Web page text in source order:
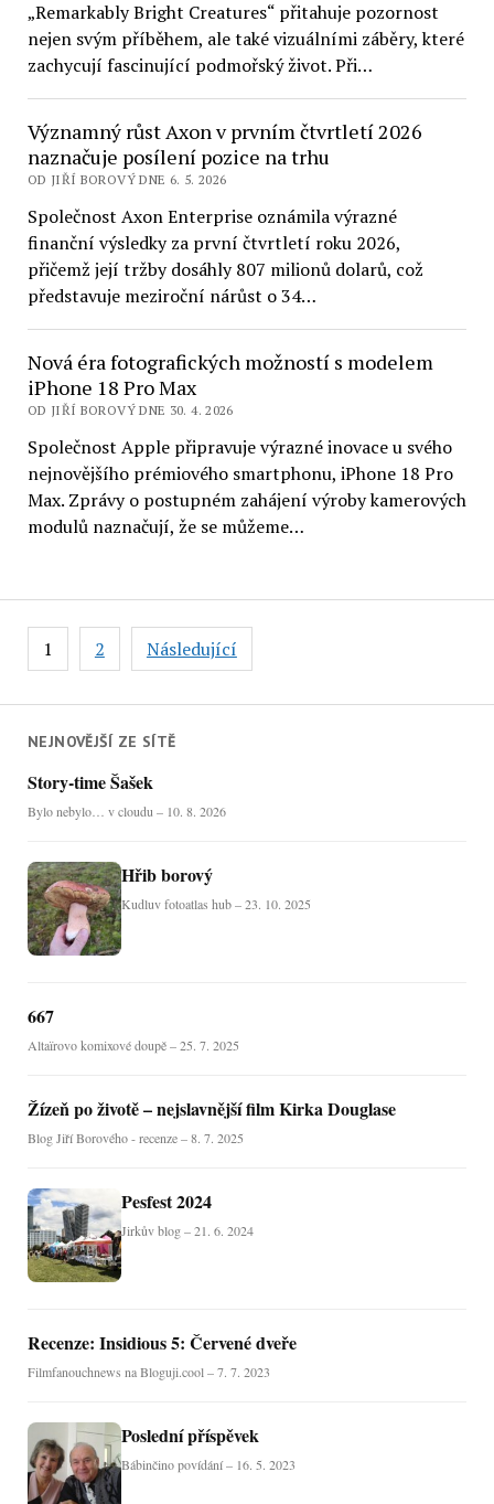
NEJNOVĚJŠÍ ZE SÍTĚ
Story-time Šašek
Bylo nebylo… v cloudu – 10. 8. 2026
Hřib borový
Kudluv fotoatlas hub – 23. 10. 2025
667
Altaïrovo komixové doupě – 25. 7. 2025
Žízeň po životě – nejslavnější film Kirka Douglase
Blog Jiří Borového - recenze – 8. 7. 2025
Pesfest 2024
Jirkův blog – 21. 6. 2024
Recenze: Insidious 5: Červené dveře
Filmfanouchnews na Bloguji.cool – 7. 7. 2023
Poslední příspěvek
Bábinčino povídání – 16. 5. 2023
„Remarkably Bright Creatures“ přitahuje pozornost
nejen svým příběhem, ale také vizuálními záběry, které
zachycují fascinující podmořský život. Při…
Významný růst Axon v prvním čtvrtletí 2026
naznačuje posílení pozice na trhu
OD JIŘÍ BOROVÝ DNE 6. 5. 2026
Společnost Axon Enterprise oznámila výrazné
finanční výsledky za první čtvrtletí roku 2026,
přičemž její tržby dosáhly 807 milionů dolarů, což
představuje meziroční nárůst o 34…
Nová éra fotografických možností s modelem
iPhone 18 Pro Max
OD JIŘÍ BOROVÝ DNE 30. 4. 2026
Společnost Apple připravuje výrazné inovace u svého
nejnovějšího prémiového smartphonu, iPhone 18 Pro
Max. Zprávy o postupném zahájení výroby kamerových
modulů naznačují, že se můžeme…
Stránkování
příspěvků
1 2 Následující